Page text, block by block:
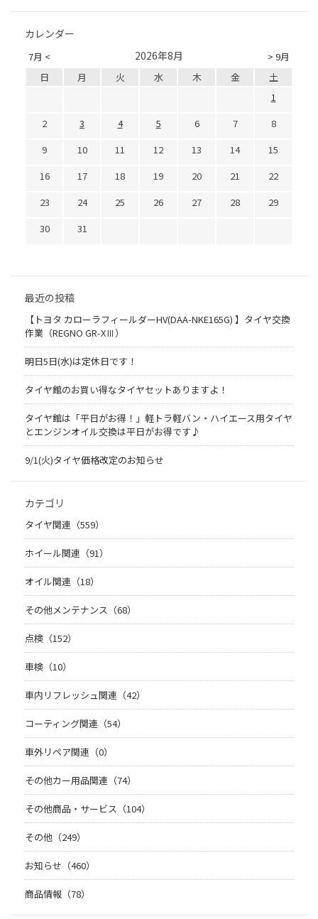
カレンダー
7月 < > 9月
2026年8月
日 月 火 水 木 金
土
1
2
3 4 5 6 7
8
9
10 11 12 13 14
15
16
17 18 19 20 21
22
23
24 25 26 27 28
29
30
31
最近の投稿
【トヨタ カローラフィールダーHV(DAA-NKE165G) 】タイヤ交換
作業（REGNO GR-XⅢ）
明日5日(水)は定休日です！
タイヤ館のお買い得なタイヤセットありますよ！
タイヤ館は「平日がお得！」軽トラ軽バン・ハイエース用タイヤ
とエンジンオイル交換は平日がお得です♪
9/1(火)タイヤ価格改定のお知らせ
カテゴリ
タイヤ関連（559）
ホイール関連（91）
オイル関連（18）
その他メンテナンス（68）
点検（152）
車検（10）
車内リフレッシュ関連（42）
コーティング関連（54）
車外リペア関連（0）
その他カー用品関連（74）
その他商品・サービス（104）
その他（249）
お知らせ（460）
商品情報（78）